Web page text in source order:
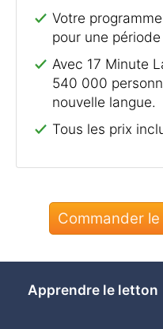
Votre
pour une
Avec 17 Minute
540 000
nouvelle langue.
Tous les prix
Commander
Apprendre le letton